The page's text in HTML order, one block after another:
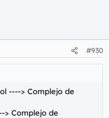
#930
----> Complejo de
> Complejo de